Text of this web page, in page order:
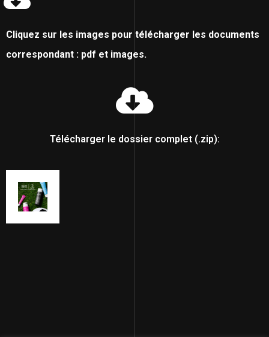
Cliquez sur les images pour télécharger les documents
correspondant : pdf et images.
Télécharger le dossier complet (.zip):